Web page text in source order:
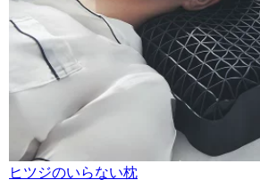
ヒツジのいらない枕